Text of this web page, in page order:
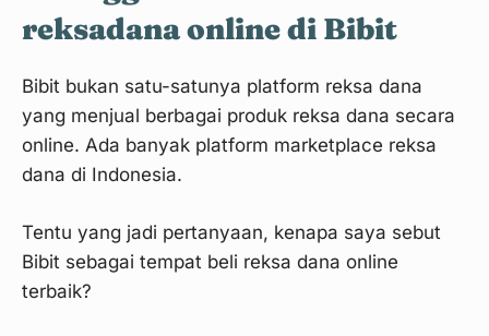
reksadana online di Bibit
Bibit bukan satu-satunya platform reksa dana
yang menjual berbagai produk reksa dana secara
online. Ada banyak platform marketplace reksa
dana di Indonesia.
Tentu yang jadi pertanyaan, kenapa saya sebut
Bibit sebagai tempat beli reksa dana online
terbaik?